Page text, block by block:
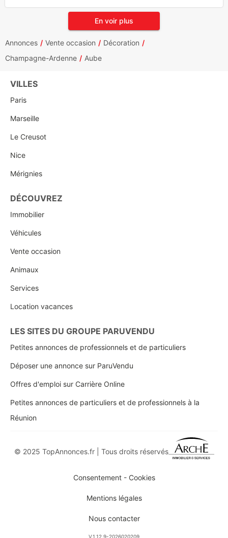
En voir plus
Annonces Vente occasion
Décoration
Champagne-Ardenne
Aube
VILLES
Paris
Marseille
Le Creusot
Nice
Mérignies
DÉCOUVREZ
Immobilier
Véhicules
Vente occasion
Animaux
Services
Location vacances
LES SITES DU GROUPE PARUVENDU
Petites annonces de professionnels et de particuliers
Déposer une annonce sur ParuVendu
Offres d'emploi sur Carrière Online
Petites annonces de particuliers et de professionnels à la
Réunion
© 2025 TopAnnonces.fr | Tous droits réservés
Consentement - Cookies
Mentions légales
Nous contacter
V.1.12.9-2026020209